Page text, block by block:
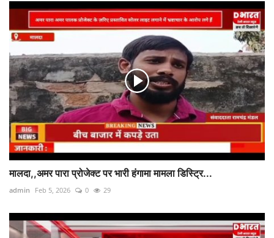
मालदा,,अमर पारा प्रोजेक्ट पर भारी हंगामा मामला डिस्ट्रि...
admin Feb 5, 2026 0 29